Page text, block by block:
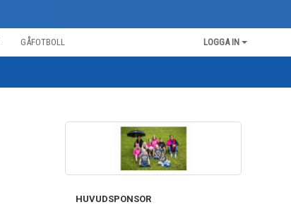
GÅFOTBOLL LOGGA IN
HUVUDSPONSOR